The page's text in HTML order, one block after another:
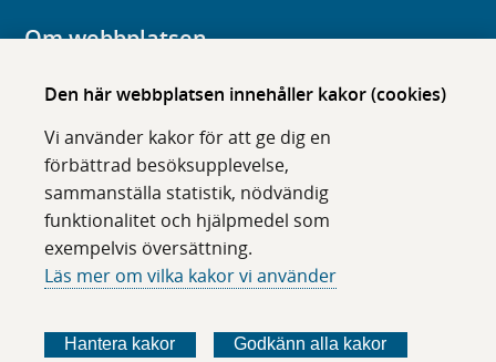
Den här webbplatsen innehåller kakor (cookies)
Vi använder kakor för att ge dig en
förbättrad besöksupplevelse,
sammanställa statistik, nödvändig
funktionalitet och hjälpmedel som
exempelvis översättning.
Läs mer om vilka kakor vi använder
Hantera kakor Godkänn alla kakor
Om webbplatsen
Om karolinska.se
Tillgänglighet
Om cookies
Följ oss i sociala medier
ö
l
ö
l
ö
l